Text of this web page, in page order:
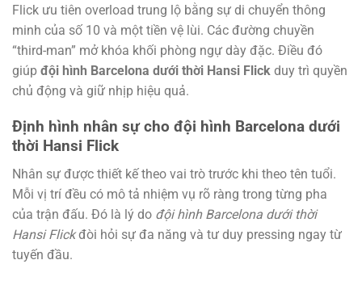
Flick ưu tiên overload trung lộ bằng sự di chuyển thông
minh của số 10 và một tiền vệ lùi. Các đường chuyền
“third-man” mở khóa khối phòng ngự dày đặc. Điều đó
giúp đội hình Barcelona dưới thời Hansi Flick duy trì quyền
chủ động và giữ nhịp hiệu quả.
Định hình nhân sự cho đội hình Barcelona dưới
thời Hansi Flick
Nhân sự được thiết kế theo vai trò trước khi theo tên tuổi.
Mỗi vị trí đều có mô tả nhiệm vụ rõ ràng trong từng pha
của trận đấu. Đó là lý do đội hình Barcelona dưới thời
Hansi Flickđòi hỏi sự đa năng và tư duy pressing ngay từ
tuyến đầu.